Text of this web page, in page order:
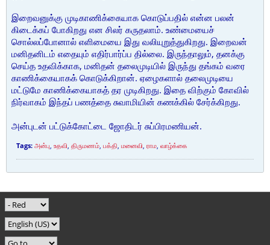
இறைவனுக்கு முடிகாணிக்கையாக கொடுப்பதில் என்ன பலன்
கிடைக்கப் போகிறது என சிலர் கருதலாம். உண்மையைச்
சொல்லப்போனால் எளிமையை இது வலியுறுத்துகிறது. இறைவன்
மனிதனிடம் எதையும் எதிர்பார்ப்ப தில்லை. இருந்தாலும், தனக்கு
செய்த உதவிக்காக, மனிதன் தலைமுடியில் இருந்து தங்கம் வரை
காணிக்கையாகக் கொடுக்கிறான். ஏழைகளால் தலைமுடியை
மட்டுமே காணிக்கையாகத் தர முடிகிறது. இதை விற்கும் கோவில்
நிர்வாகம் இந்தப் பணத்தை சுவாமியின் கணக்கில் சேர்க்கிறது.
அன்புடன் பட்டுக்கோட்டை ஜோதிடர் சுப்பிரமணியன்.
Tags: அன்பு, உதவி, திருமணம், பக்தி, மனைவி, ராம, வாழ்க்கை